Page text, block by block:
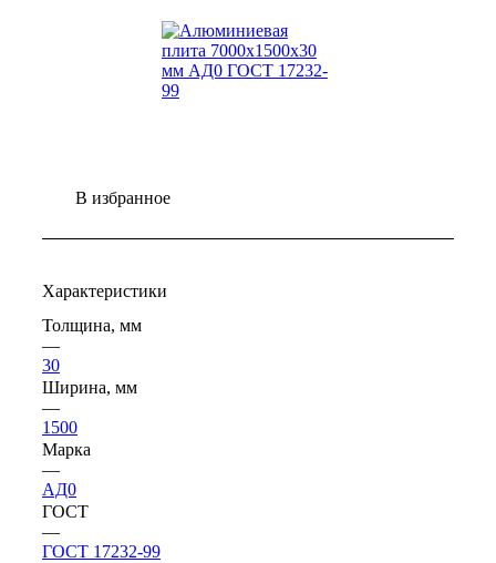
В избранное
Характеристики
Толщина, мм
—
30
Ширина, мм
—
1500
Марка
—
АД0
ГОСТ
—
ГОСТ 17232-99